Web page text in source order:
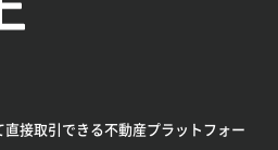
直接取引できる不動産プラットフォー